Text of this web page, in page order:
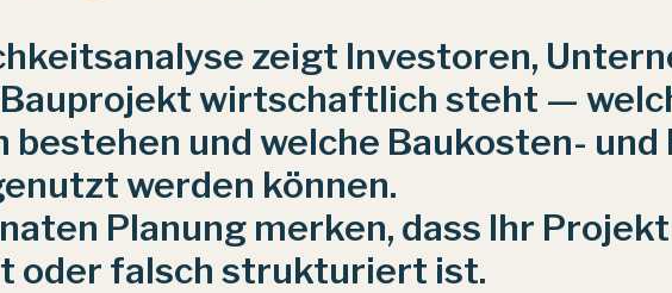
zeigt Investoren,
wirtschaftlich steht —
bestehen und welche Baukosten- und
werden können.
Planung merken, dass Ihr
oder falsch strukturiert ist.